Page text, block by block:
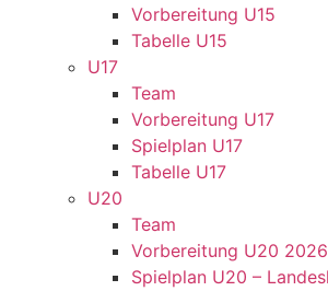
Vorbereitung U15
Tabelle U15
U17
Team
Vorbereitung U17
Spielplan U17
Tabelle U17
U20
Team
Vorbereitung U20
Spielplan U20 –